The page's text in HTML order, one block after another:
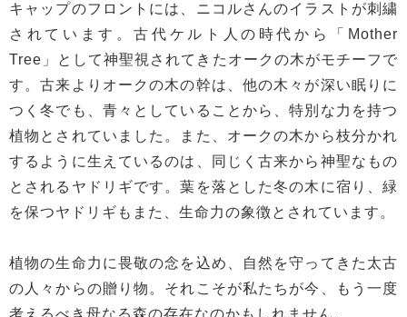
キャップのフロントには、ニコルさんのイラストが刺繍
されています。古代ケルト人の時代から「Mother
Tree」として神聖視されてきたオークの木がモチーフで
す。古来よりオークの木の幹は、他の木々が深い眠りに
つく冬でも、青々としていることから、特別な力を持つ
植物とされていました。また、オークの木から枝分かれ
するように生えているのは、同じく古来から神聖なもの
とされるヤドリギです。葉を落とした冬の木に宿り、緑
を保つヤドリギもまた、生命力の象徴とされています。
植物の生命力に畏敬の念を込め、自然を守ってきた太古
の人々からの贈り物。それこそが私たちが今、もう一度